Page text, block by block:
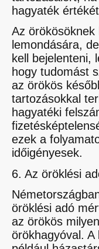
hagyaték
Az
lemondására,
kell bejelenteni,
hogy tudomást
az örökös
tartozásokkal
hagyatéki
ezek a
időigényesek.
6. Az öröklési
öröklési adó
az örökös
örökhagyóval.